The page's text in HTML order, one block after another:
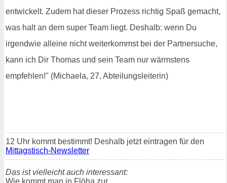
entwickelt. Zudem hat dieser Prozess richtig Spaß gemacht,
was halt an dem super Team liegt. Deshalb: wenn Du
irgendwie alleine nicht weiterkommst bei der Partnersuche,
kann ich Dir Thomas und sein Team nur wärmstens
empfehlen!" (Michaela, 27, Abteilungsleiterin)
12 Uhr kommt bestimmt! Deshalb jetzt eintragen für den
Mittagstisch-Newsletter
Das ist vielleicht auch interessant:
Wie kommt man in Flöha zur